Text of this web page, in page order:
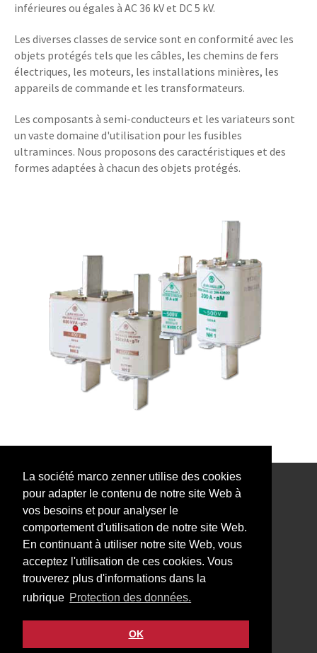
La société marco zenner utilise des cookies
pour adapter le contenu de notre site Web à
vos besoins et pour analyser le
comportement d'utilisation de notre site Web.
En continuant à utiliser notre site Web, vous
acceptez l'utilisation de ces cookies. Vous
trouverez plus d'informations dans la
rubrique Protection des données.
OK
inférieures ou égales à AC 36 kV et DC 5 kV.
Les diverses classes de service sont en conformité avec les
objets protégés tels que les câbles, les chemins de fers
électriques, les moteurs, les installations minières, les
appareils de commande et les transformateurs.
Les composants à semi-conducteurs et les variateurs sont
un vaste domaine d'utilisation pour les fusibles
ultraminces. Nous proposons des caractéristiques et des
formes adaptées à chacun des objets protégés.
Notre Newsletter vous intéresse?
Impressum
Protection des données
Contact